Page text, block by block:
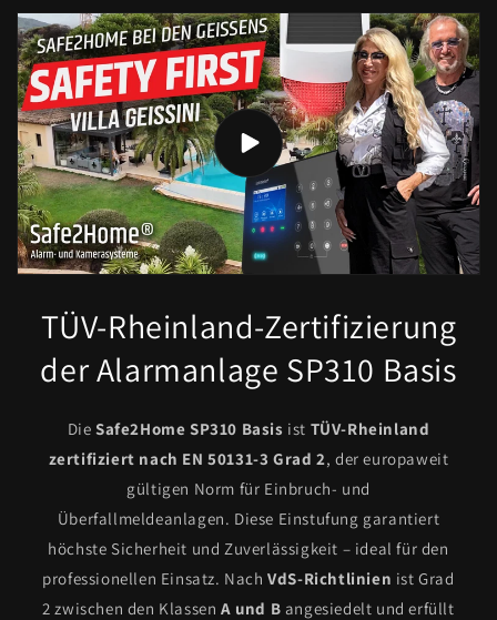
TÜV-Rheinland-Zertifizierung
der Alarmanlage SP310 Basis
Die Safe2Home SP310 Basis ist TÜV-Rheinland
zertifiziert nach EN 50131-3 Grad 2, der europaweit
gültigen Norm für Einbruch- und
Überfallmeldeanlagen. Diese Einstufung garantiert
höchste Sicherheit und Zuverlässigkeit – ideal für den
professionellen Einsatz. NachVdS-Richtlinien ist Grad
2 zwischen den Klassen A und B angesiedelt und erfüllt